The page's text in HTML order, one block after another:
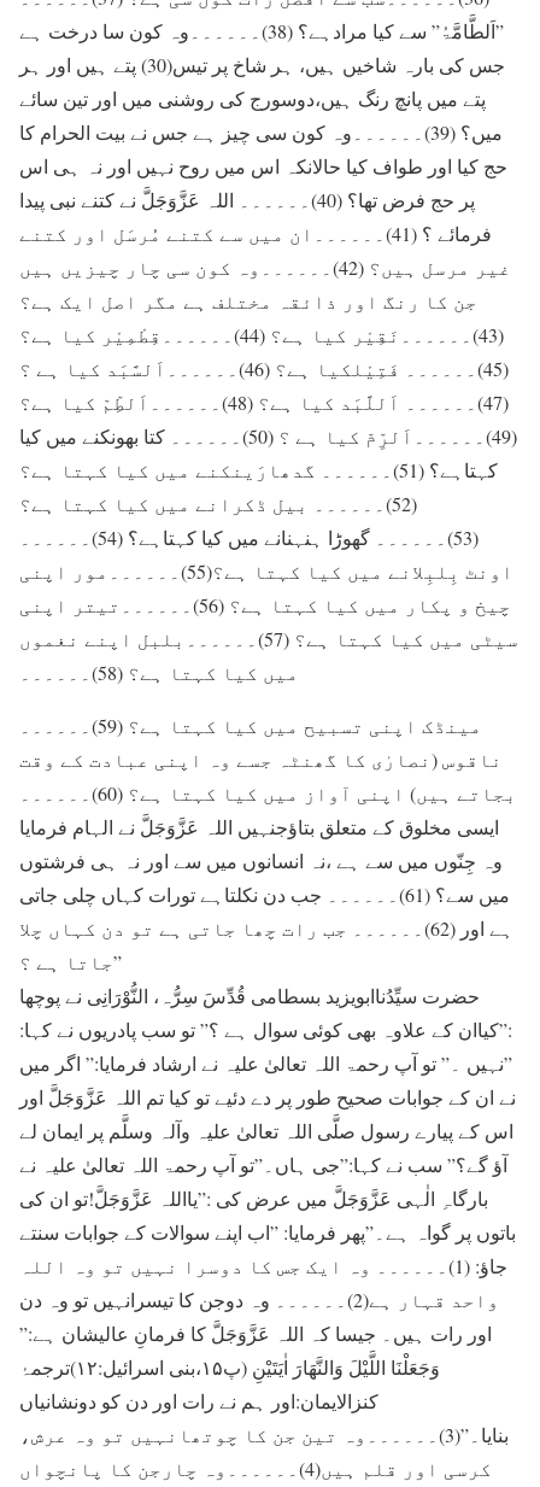
”اَلطَّامَّۃُ” سے کیا مرادہے؟ (38)۔۔۔۔۔۔وہ کون سا درخت ہے
جس کی بارہ شاخیں ہیں، ہر شاخ پر تیس(30) پتے ہیں اور ہر
پتے میں پانچ رنگ ہیں،دوسورج کی روشنی میں اور تین سائے
میں؟ (39)۔۔۔۔۔۔وہ کون سی چیز ہے جس نے بیت الحرام کا
حج کیا اور طواف کیا حالانکہ اس میں روح نہیں اور نہ ہی اس
پر حج فرض تھا؟ (40)۔۔۔۔۔۔ اللہ عَزَّوَجَلَّ نے کتنے نبی پیدا
فرمائے ؟ (41)۔۔۔۔۔۔ان میں سے کتنے مُرسَل اور کتنے
غیر مرسل ہیں؟ (42)۔۔۔۔۔۔وہ کون سی چار چیزیں ہیں
جن کا رنگ اور ذائقہ مختلف ہے مگر اصل ایک ہے؟
(43)۔۔۔۔۔۔نَقِیْر کیا ہے؟ (44)۔۔۔۔۔۔قِطْمِیْر کیا ہے؟
(45)۔۔۔۔۔۔ فَتِیْلکیا ہے؟ (46)۔۔۔۔۔۔اَلسَّبَد کیا ہے ؟
(47)۔۔۔۔۔۔ اَللَّبَد کیا ہے؟ (48)۔۔۔۔۔۔اَلطِّمّ کیا ہے؟
(49)۔۔۔۔۔۔اَلرِّمّ کیا ہے ؟ (50)۔۔۔۔۔۔ کتا بھونکنے میں کیا
کہتاہے؟ (51)۔۔۔۔۔۔ گدھارَینکنے میں کیا کہتا ہے؟
(52)۔۔۔۔۔۔ بیل ڈکرانے میں کیا کہتا ہے؟
(53)۔۔۔۔۔۔ گھوڑا ہنہنانے میں کیا کہتاہے؟ (54)۔۔۔۔۔۔
اونٹ بِلبِلانے میں کیا کہتا ہے؟(55)۔۔۔۔۔۔مور اپنی
چیخ و پکار میں کیا کہتا ہے؟ (56)۔۔۔۔۔۔تیتر اپنی
سیٹی میں کیا کہتا ہے؟ (57)۔۔۔۔۔۔بلبل اپنے نغموں
میں کیا کہتا ہے؟ (58)۔۔۔۔۔۔
مینڈک اپنی تسبیح میں کیا کہتا ہے؟ (59)۔۔۔۔۔۔
ناقوس (نصارٰی کا گھنٹہ جسے وہ اپنی عبادت کے وقت
بجاتے ہیں) اپنی آواز میں کیا کہتا ہے؟ (60)۔۔۔۔۔۔
ایسی مخلوق کے متعلق بتاؤجنہیں اللہ عَزَّوَجَلَّ نے الہام فرمایا
وہ جِنّوں میں سے ہے ،نہ انسانوں میں سے اور نہ ہی فرشتوں
میں سے؟ (61)۔۔۔۔۔۔ جب دن نکلتاہے تورات کہاں چلی جاتی
ہے اور (62)۔۔۔۔۔۔ جب رات چھا جاتی ہے تو دن کہاں چلا
جاتا ہے ؟”
حضرت سیِّدُناابویزید بسطامی قُدِّسَ سِرُّہ، النُّوْرَانِی نے پوچھا
:”کیاان کے علاوہ بھی کوئی سوال ہے ؟” تو سب پادریوں نے کہا:
”نہیں ۔” تو آپ رحمۃ اللہ تعالیٰ علیہ نے ارشاد فرمایا:” اگر میں
نے ان کے جوابات صحیح طور پر دے دئیے تو کیا تم اللہ عَزَّوَجَلَّ اور
اس کے پیارے رسول صلَّی اللہ تعالیٰ علیہ وآلہ وسلَّم پر ایمان لے
آؤ گے؟” سب نے کہا:”جی ہاں۔”تو آپ رحمۃ اللہ تعالیٰ علیہ نے
بارگاہِ الٰہی عَزَّوَجَلَّ میں عرض کی :”یااللہ عَزَّوَجَلَّ!تو ان کی
باتوں پر گواہ ہے۔”پھر فرمایا: ”اب اپنے سوالات کے جوابات سنتے
جاؤ: (1)۔۔۔۔۔۔ وہ ایک جس کا دوسرا نہیں تو وہ اللہ
واحد قہار ہے(2)۔۔۔۔۔۔ وہ دوجن کا تیسرانہیں تو وہ دن
اور رات ہیں۔ جیسا کہ اللہ عَزَّوَجَلَّ کا فرمانِ عالیشان ہے:”
وَجَعَلْنَا اللَّیْلَ وَالنَّھَارَ اٰیَتَیْنِ (پ۱۵،بنی اسرائیل:۱۲)ترجمۂ
کنزالایمان:اور ہم نے رات اور دن کو دونشانیاں
بنایا۔”(3)۔۔۔۔۔۔وہ تین جن کا چوتھانہیں تو وہ عرش،
کرسی اور قلم ہیں(4)۔۔۔۔۔۔وہ چارجن کا پانچواں